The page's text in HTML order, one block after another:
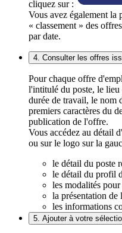
cliquez sur :
Vous avez également la
« classement » des
par date.
4. Consulter les offres
Pour chaque offre
l'intitulé du poste, le lieu
durée de travail, le nom
premiers caractères du
publication de l'offre.
Vous accédez au détail
ou sur le logo sur la
le détail du poste
le détail du profil
les modalités
la présentation de
les informations
5. Ajouter à votre